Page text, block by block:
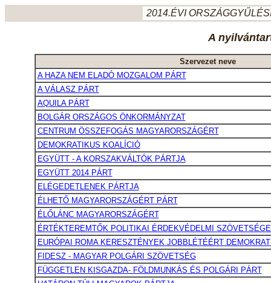
2014.ÉVI
A
Szervezet neve
A HAZA NEM ELADÓ MOZGALOM PÁRT
A VÁLASZ PÁRT
AQUILA PÁRT
BOLGÁR ORSZÁGOS ÖNKORMÁNYZAT
CENTRUM ÖSSZEFOGÁS MAGYARORSZÁGÉRT
DEMOKRATIKUS KOALÍCIÓ
EGYÜTT - A KORSZAKVÁLTÓK PÁRTJA
EGYÜTT 2014 PÁRT
ELÉGEDETLENEK PÁRTJA
ÉLHETŐ MAGYARORSZÁGÉRT PÁRT
ÉLŐLÁNC MAGYARORSZÁGÉRT
ÉRTÉKTEREMTŐK POLITIKAI ÉRDEKVÉDELMI
EURÓPAI ROMA KERESZTÉNYEK JOBBLÉTÉÉRT
FIDESZ - MAGYAR POLGÁRI SZÖVETSÉG
FÜGGETLEN KISGAZDA- FÖLDMUNKÁS ÉS POLGÁRI PÁRT